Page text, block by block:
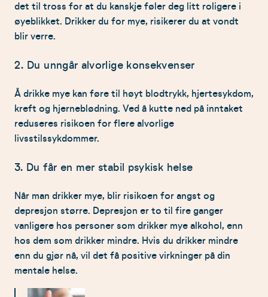
det til tross for at du kanskje føler deg litt roligere i
øyeblikket. Drikker du for mye, risikerer du at vondt
blir verre.
2. Du unngår alvorlige konsekvenser
Å drikke mye kan føre til høyt blodtrykk, hjertesykdom,
kreft og hjerneblødning. Ved å kutte ned på inntaket
reduseres risikoen for flere alvorlige
livsstilssykdommer.
3. Du får en mer stabil psykisk helse
Når man drikker mye, blir risikoen for angst og
depresjon større. Depresjon er to til fire ganger
vanligere hos personer som drikker mye alkohol, enn
hos dem som drikker mindre. Hvis du drikker mindre
enn du gjør nå, vil det få positive virkninger på din
mentale helse.